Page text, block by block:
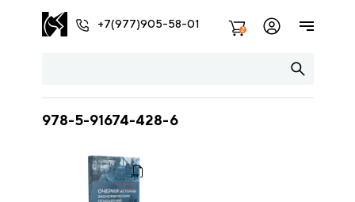
+7(977)905-58-01 2
978-5-91674-428-6